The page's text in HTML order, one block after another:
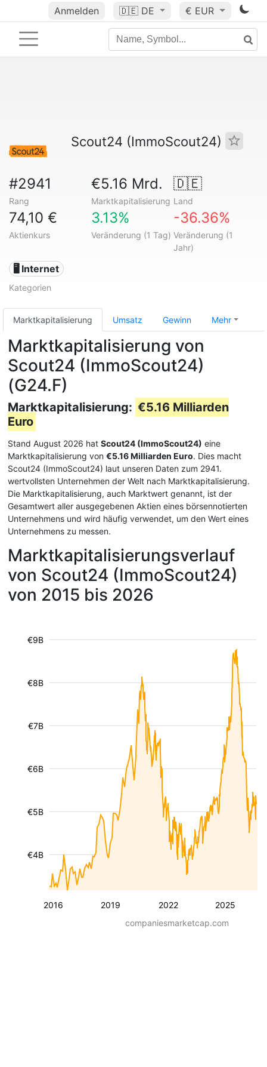
Anmelden 🇩🇪 DE € EUR
Scout24 (ImmoScout24)
#2941
Rang
€5.16 Mrd.
Marktkapitalisierung
🇩🇪
Land
74,10 €
Aktienkurs
3.13%
Veränderung (1 Tag)
-36.36%
Veränderung (1
Jahr)
🖥️ Internet
Kategorien
Marktkapitalisierung Umsatz Gewinn Mehr
Marktkapitalisierung von
Scout24 (ImmoScout24)
(G24.F)
Marktkapitalisierung: €5.16 Milliarden
Euro
Stand August 2026 hat Scout24 (ImmoScout24) eine
Marktkapitalisierung von €5.16 Milliarden Euro. Dies macht
Scout24 (ImmoScout24) laut unseren Daten zum 2941.
wertvollsten Unternehmen der Welt nach Marktkapitalisierung.
Die Marktkapitalisierung, auch Marktwert genannt, ist der
Gesamtwert aller ausgegebenen Aktien eines börsennotierten
Unternehmens und wird häufig verwendet, um den Wert eines
Unternehmens zu messen.
Marktkapitalisierungsverlauf
von Scout24 (ImmoScout24)
von 2015 bis 2026
2016 2019 2022 2025
€4B
€5B
€6B
€7B
€8B
€9B
companiesmarketcap.com